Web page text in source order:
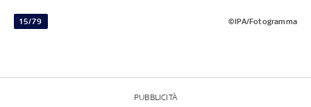
15/79 ©IPA/Fotogramma
PUBBLICITÀ